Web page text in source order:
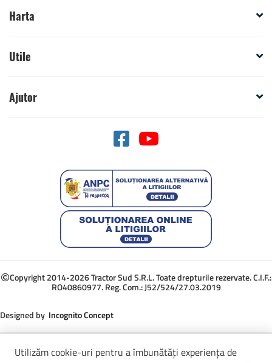
Harta
Utile
Ajutor
Utilizăm cookie-uri pentru a îmbunătăți experiența de
Copyright 2014-2026 Tractor Sud S.R.L. Toate drepturile rezervate. C.I.F.:
RO40860977. Reg. Com.: J52/524/27.03.2019
Designed by Incognito Concept